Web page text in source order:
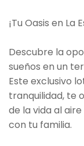
¡Tu Oasis en La
Descubre la
sueños en un
Este exclusivo
tranquilidad, te
de la vida al
con tu familia.